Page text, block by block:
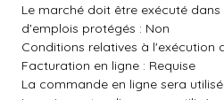
Le marché doit être exécuté
d'emplois protégés : Non
Conditions relatives à l'exécution
Facturation en ligne : Requise
La commande en ligne sera